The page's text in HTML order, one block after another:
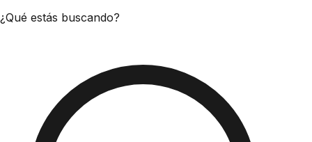
¿Qué estás buscando?